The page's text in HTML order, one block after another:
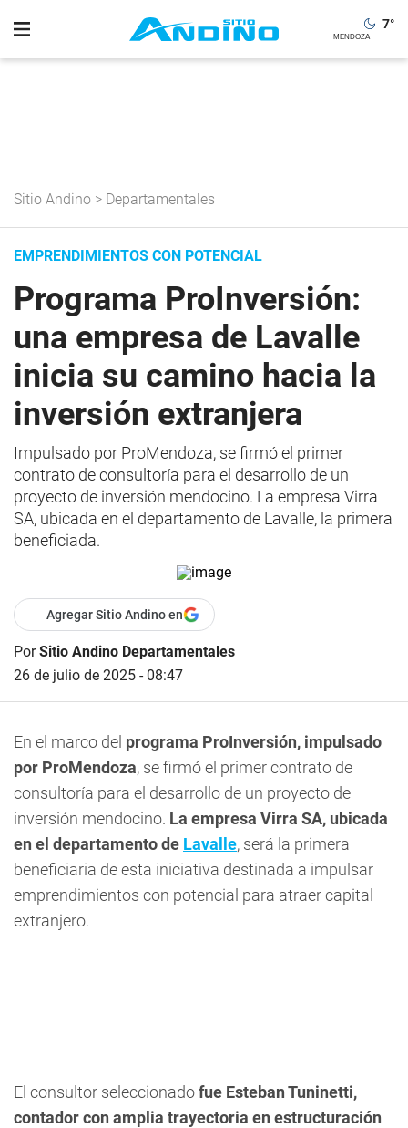
7°
Sitio Andino > Departamentales
EMPRENDIMIENTOS CON POTENCIAL
Programa ProInversión:
una empresa de Lavalle
inicia su camino hacia la
inversión extranjera
Impulsado por ProMendoza, se firmó el primer
contrato de consultoría para el desarrollo de un
proyecto de inversión mendocino. La empresa Virra
SA, ubicada en el departamento de Lavalle, la primera
beneficiada.
Agregar Sitio Andino en
PorSitio Andino Departamentales
26 de julio de 2025 - 08:47
En el marco del programa ProInversión, impulsado
por ProMendoza, se firmó el primer contrato de
consultoría para el desarrollo de un proyecto de
inversión mendocino. La empresa Virra SA, ubicada
en el departamento de Lavalle, será la primera
beneficiaria de esta iniciativa destinada a impulsar
emprendimientos con potencial para atraer capital
extranjero.
El consultor seleccionadofue Esteban Tuninetti,
contador con amplia trayectoria en estructuración